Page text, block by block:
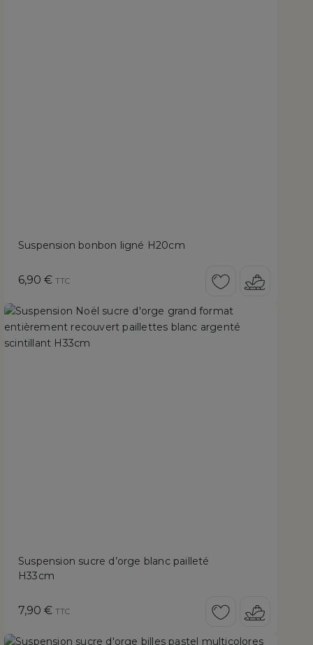
Suspension bonbon ligné H20cm
Prix
6,90 € TTC
Suspension sucre d’orge blanc pailleté
H33cm
Prix
7,90 € TTC